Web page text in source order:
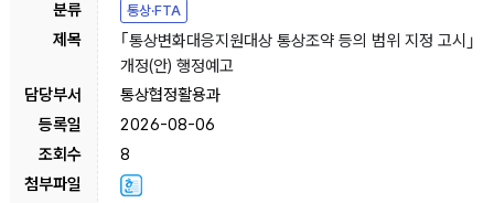
통상·FTA
｢통상변화대응지원대상 통상조약 등의 범위 지정 고시｣
개정(안) 행정예고
통상협정활용과
2026-08-06
8